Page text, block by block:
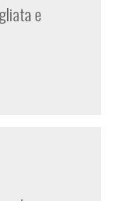
e